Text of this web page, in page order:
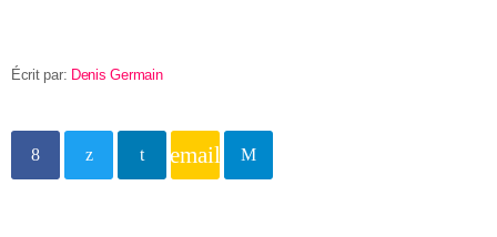
Écrit par: Denis Germain
email